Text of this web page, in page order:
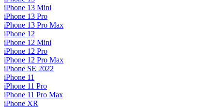
iPhone 13 Mini
iPhone 13 Pro
iPhone 13 Pro Max
iPhone 12
iPhone 12 Mini
iPhone 12 Pro
iPhone 12 Pro Max
iPhone SE 2022
iPhone 11
iPhone 11 Pro
iPhone 11 Pro Max
iPhone XR